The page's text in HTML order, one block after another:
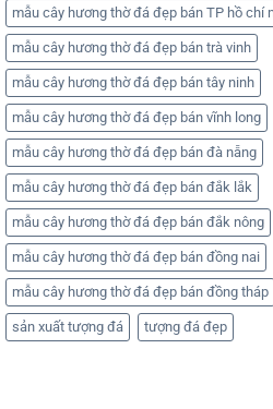
mẫu cây hương thờ đá đẹp bán TP hồ chí
mẫu cây hương thờ đá đẹp bán trà vinh
mẫu cây hương thờ đá đẹp bán tây ninh
mẫu cây hương thờ đá đẹp bán vĩnh long
mẫu cây hương thờ đá đẹp bán đà nẵng
mẫu cây hương thờ đá đẹp bán đắk lắk
mẫu cây hương thờ đá đẹp bán đắk nông
mẫu cây hương thờ đá đẹp bán đồng nai
mẫu cây hương thờ đá đẹp bán đồng tháp
sản xuất tượng đá tượng đá đẹp